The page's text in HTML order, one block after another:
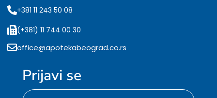
+381 11 243 50 08
(+381) 11 744 00 30
office@apotekabeograd.co.rs
Prijavi se